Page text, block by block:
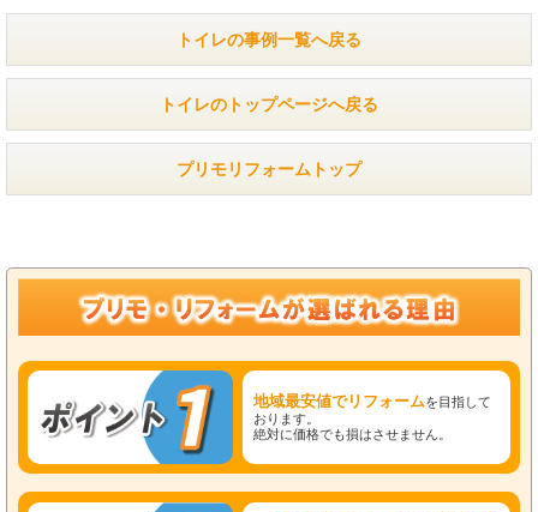
トイレの事例一覧へ戻る
トイレのトップページへ戻る
プリモリフォームトップ
地域最安値でリフォームを目指して
おります。
絶対に価格でも損はさせません。